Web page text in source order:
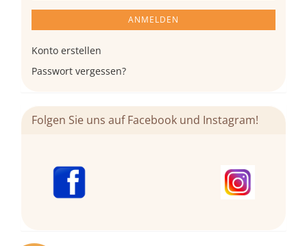
ANMELDEN
Konto erstellen
Passwort vergessen?
Folgen Sie uns auf Facebook und Instagram!